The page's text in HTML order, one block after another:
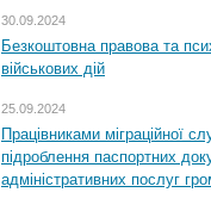
30.09.2024
Безкоштовна правова та
військових дій
25.09.2024
Працівниками міграційної
підроблення паспортних
адміністративних послуг